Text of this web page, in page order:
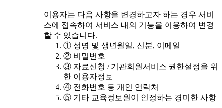
이용자는 다음 사항을 변경하고자 하는 경우 서비
스에 접속하여 서비스 내의 기능을 이용하여 변경
할 수 있습니다.
① 성명 및 생년월일, 신분, 이메일
② 비밀번호
③ 자료신청 / 기관회원서비스 권한설정을 위
한 이용자정보
④ 전화번호 등 개인 연락처
⑤ 기타 교육정보원이 인정하는 경미한 사항